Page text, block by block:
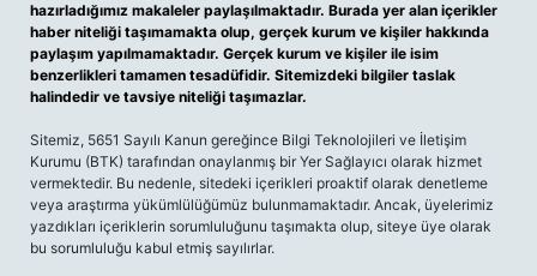
hazırladığımız makaleler paylaşılmaktadır. Burada yer alan içerikler
haber niteliği taşımamakta olup, gerçek kurum ve kişiler hakkında
paylaşım yapılmamaktadır. Gerçek kurum ve kişiler ile isim
benzerlikleri tamamen tesadüfidir. Sitemizdeki bilgiler taslak
halindedir ve tavsiye niteliği taşımazlar.
Sitemiz, 5651 Sayılı Kanun gereğince Bilgi Teknolojileri ve İletişim
Kurumu (BTK) tarafından onaylanmış bir Yer Sağlayıcı olarak hizmet
vermektedir. Bu nedenle, sitedeki içerikleri proaktif olarak denetleme
veya araştırma yükümlülüğümüz bulunmamaktadır. Ancak, üyelerimiz
yazdıkları içeriklerin sorumluluğunu taşımakta olup, siteye üye olarak
bu sorumluluğu kabul etmiş sayılırlar.